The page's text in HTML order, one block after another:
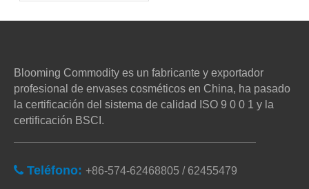
Adolescentes
Blooming Commodity es un fabricante y exportador
profesional de envases cosméticos en China, ha pasado
la certificación del sistema de calidad ISO 9 0 0 1 y la
certificación BSCI.
 Teléfono: +86-574-62468805 / 62455479